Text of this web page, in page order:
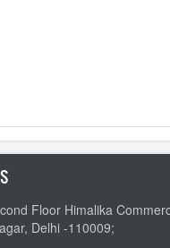
Floor Himalika
Delhi -110009;